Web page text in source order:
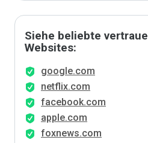
Siehe beliebte
Websites:
google.com
netflix.com
facebook.com
apple.com
foxnews.com